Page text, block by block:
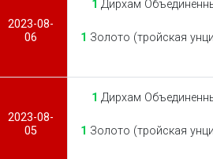
2023-08-
06
1 Дирхам
1 Золото (тройская
2023-08-
05
1 Дирхам
1 Золото (тройская